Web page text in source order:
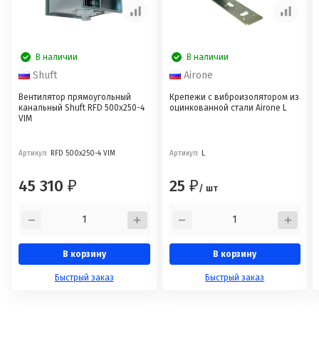
В наличии
Shuft
Вентилятор прямоугольный
канальный Shuft RFD 500х250-4
VIM
Артикул: RFD 500х250-4 VIM
45 310 ₽
В корзину
Быстрый заказ
В наличии
Airone
Крепежи с виброизолятором из
оцинкованной стали Airone L
Артикул: L
25 ₽/ шт
В корзину
Быстрый заказ